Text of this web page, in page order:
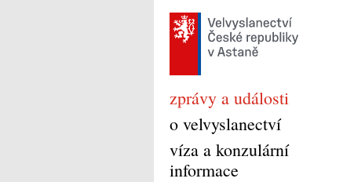
zprávy a události
o velvyslanectví
víza a konzulární
informace